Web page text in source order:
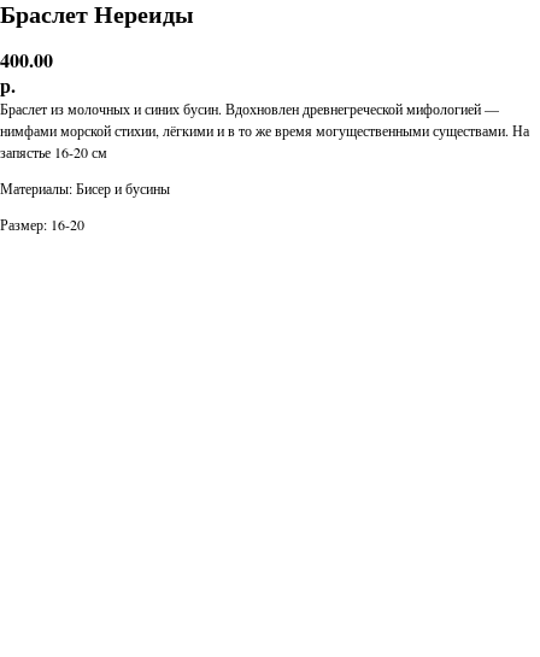
Браслет Нереиды
400.00
р.
Браслет из молочных и синих бусин. Вдохновлен древнегреческой мифологией —
нимфами морской стихии, лёгкими и в то же время могущественными существами. На
запястье 16-20 см
Материалы: Бисер и бусины
Размер: 16-20